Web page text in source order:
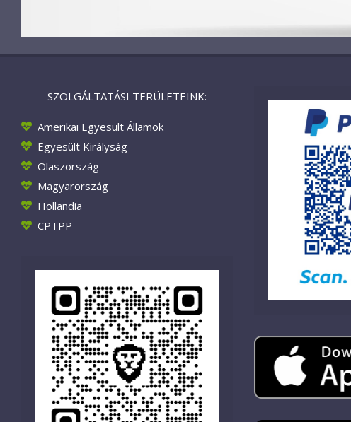
SZOLGÁLTATÁSI TERÜLETEINK:
Amerikai Egyesült Államok
Egyesült Királyság
Olaszország
Magyarország
Hollandia
CPTPP